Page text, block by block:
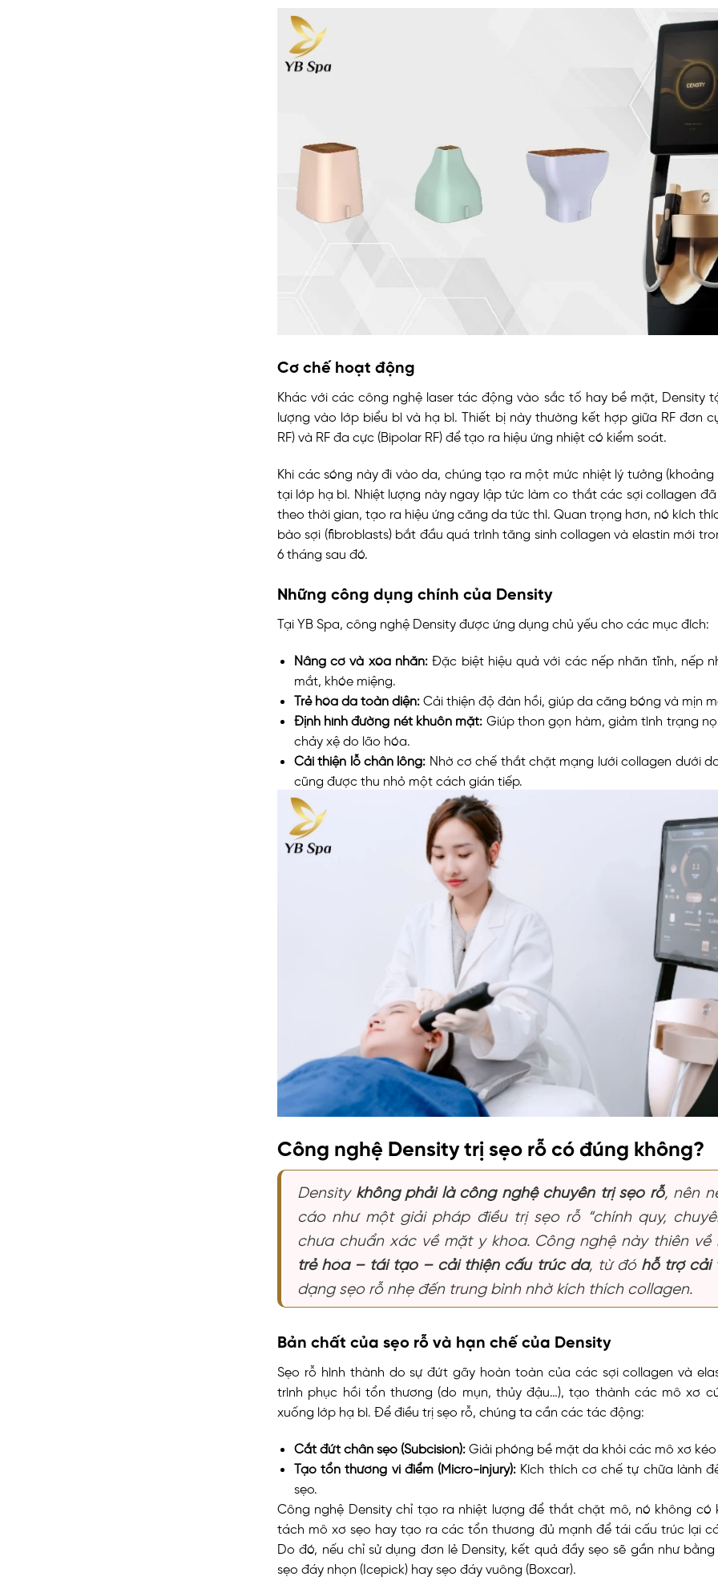
Cơ chế hoạt động
Khác với các công nghệ laser tác động vào sắc tố hay bề mặt, Density
lượng vào lớp biểu bì và hạ bì. Thiết bị này thường kết hợp giữa RF đơn
RF) và RF đa cực (Bipolar RF) để tạo ra hiệu ứng nhiệt có kiểm soát.
Khi các sóng này đi vào da, chúng tạo ra một mức nhiệt lý tưởng
tại lớp hạ bì. Nhiệt lượng này ngay lập tức làm co thắt các sợi collagen
theo thời gian, tạo ra hiệu ứng căng da tức thì. Quan trọng hơn, nó kích
bào sợi (fibroblasts) bắt đầu quá trình tăng sinh collagen và elastin mới
6 tháng sau đó.
Những công dụng chính của Density
Tại YB Spa, công nghệ Density được ứng dụng chủ yếu cho các mục đích:
Nâng cơ và xóa nhăn:Đặc biệt hiệu quả với các nếp nhăn tĩnh, nếp
mắt, khóe miệng.
Trẻ hóa da toàn diện: Cải thiện độ đàn hồi, giúp da căng bóng và mịn
Định hình đường nét khuôn mặt: Giúp thon gọn hàm, giảm tình trạng
chảy xệ do lão hóa.
Cải thiện lỗ chân lông: Nhờ cơ chế thắt chặt mạng lưới collagen dưới
cũng được thu nhỏ một cách gián tiếp.
Công nghệ Density trị sẹo rỗ có đúng không?
Density không phải là công nghệ chuyên trị sẹo rỗ, nên
cáo như một giải pháp điều trị sẹo rỗ “chính quy,
chưa chuẩn xác về mặt y khoa. Công nghệ này thiên về
trẻ hóa – tái tạo – cải thiện cấu trúc da, từ đó hỗ trợ cải
dạng sẹo rỗ nhẹ đến trung bình nhờ kích thích collagen.
Bản chất của sẹo rỗ và hạn chế của Density
Sẹo rỗ hình thành do sự đứt gãy hoàn toàn của các sợi collagen và
trình phục hồi tổn thương (do mụn, thủy đậu…), tạo thành các mô xơ
xuống lớp hạ bì. Để điều trị sẹo rỗ, chúng ta cần các tác động:
Cắt đứt chân sẹo (Subcision): Giải phóng bề mặt da khỏi các mô xơ kéo
Tạo tổn thương vi điểm (Micro-injury): Kích thích cơ chế tự chữa lành
sẹo.
Công nghệ Density chỉ tạo ra nhiệt lượng để thắt chặt mô, nó không có
tách mô xơ sẹo hay tạo ra các tổn thương đủ mạnh để tái cấu trúc lại
Do đó, nếu chỉ sử dụng đơn lẻ Density, kết quả đầy sẹo sẽ gần như
sẹo đáy nhọn (Icepick) hay sẹo đáy vuông (Boxcar).